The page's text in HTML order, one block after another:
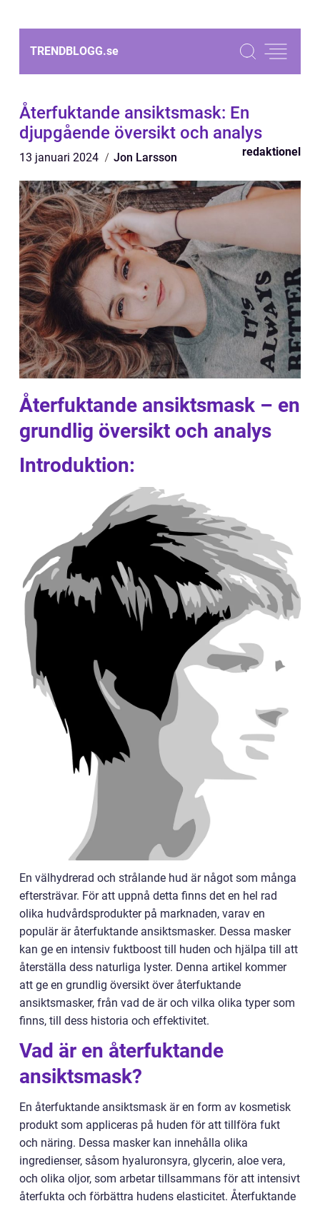
TRENDBLOGG.se
Återfuktande ansiktsmask: En
djupgående översikt och analys
13 januari 2024 Jon Larsson redaktionel
Återfuktande ansiktsmask – en
grundlig översikt och analys
Introduktion:
En välhydrerad och strålande hud är något som många
eftersträvar. För att uppnå detta finns det en hel rad
olika hudvårdsprodukter på marknaden, varav en
populär är återfuktande ansiktsmasker. Dessa masker
kan ge en intensiv fuktboost till huden och hjälpa till att
återställa dess naturliga lyster. Denna artikel kommer
att ge en grundlig översikt över återfuktande
ansiktsmasker, från vad de är och vilka olika typer som
finns, till dess historia och effektivitet.
Vad är en återfuktande
ansiktsmask?
En återfuktande ansiktsmask är en form av kosmetisk
produkt som appliceras på huden för att tillföra fukt
och näring. Dessa masker kan innehålla olika
ingredienser, såsom hyaluronsyra, glycerin, aloe vera,
och olika oljor, som arbetar tillsammans för att intensivt
återfukta och förbättra hudens elasticitet. Återfuktande